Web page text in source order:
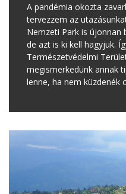
A pandémia okozta
tervezzem az
Nemzeti Park is
de azt is ki kell hagyjuk.
Természetvédelmi
megismerkedünk annak
lenne, ha nem küzdenék